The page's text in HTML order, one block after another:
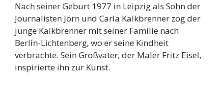
Nach seiner Geburt 1977 in Leipzig als Sohn der
Journalisten Jörn und Carla Kalkbrenner zog der
junge Kalkbrenner mit seiner Familie nach
Berlin-Lichtenberg, wo er seine Kindheit
verbrachte. Sein Großvater, der Maler Fritz Eisel,
inspirierte ihn zur Kunst.